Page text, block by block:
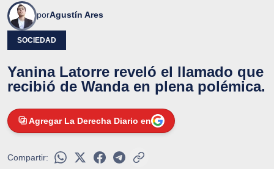
porAgustín Ares
SOCIEDAD
Yanina Latorre reveló el llamado que
recibió de Wanda en plena polémica.
Agregar La Derecha Diario en
Compartir: